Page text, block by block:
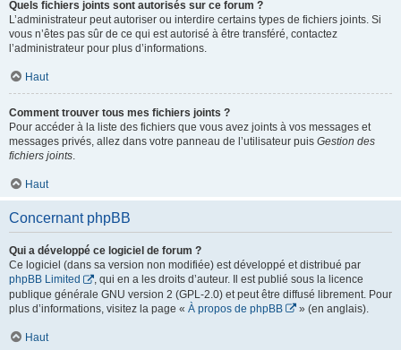
Quels fichiers joints sont autorisés sur ce forum ?
L’administrateur peut autoriser ou interdire certains types de fichiers joints. Si
vous n’êtes pas sûr de ce qui est autorisé à être transféré, contactez
l’administrateur pour plus d’informations.
Haut
Comment trouver tous mes fichiers joints ?
Pour accéder à la liste des fichiers que vous avez joints à vos messages et
messages privés, allez dans votre panneau de l’utilisateur puis Gestion des
fichiers joints.
Haut
Concernant phpBB
Qui a développé ce logiciel de forum ?
Ce logiciel (dans sa version non modifiée) est développé et distribué par
phpBB Limited
, qui en a les droits d’auteur. Il est publié sous la licence
publique générale GNU version 2 (GPL-2.0) et peut être diffusé librement. Pour
plus d’informations, visitez la page « À propos de phpBB » (en anglais).
Haut